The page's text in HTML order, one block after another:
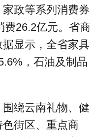
政等系列消费券
费26.2亿元。省商
显示，全省家具
，石油及制品
绕云南礼物、健
街区、重点商